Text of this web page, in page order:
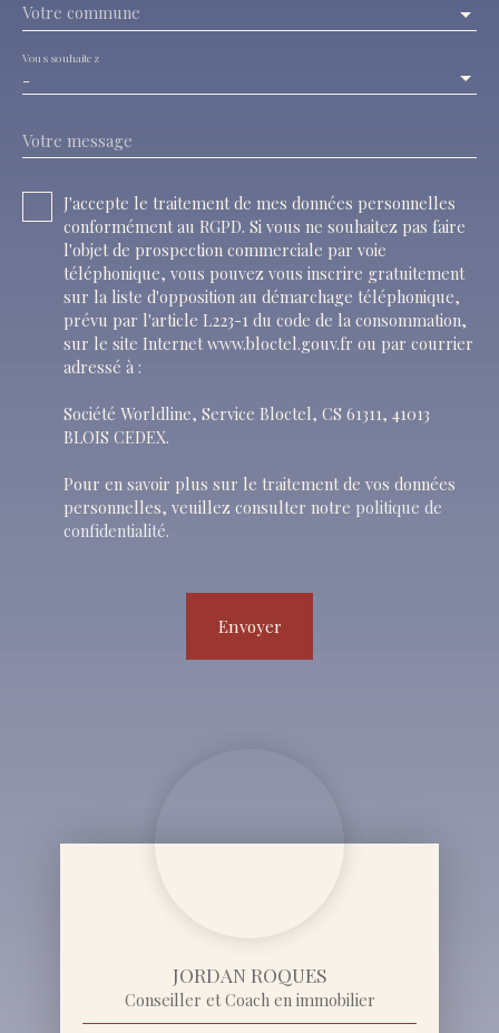
Votre commune
-
Vous souhaitez
Votre message
J'accepte le traitement de mes données personnelles
conformément au RGPD. Si vous ne souhaitez pas faire
l'objet de prospection commerciale par voie
téléphonique, vous pouvez vous inscrire gratuitement
sur la liste d'opposition au démarchage téléphonique,
prévu par l'article L223-1 du code de la consommation,
sur le site Internet www.bloctel.gouv.fr ou par courrier
adressé à :
Société Worldline, Service Bloctel, CS 61311, 41013
BLOIS CEDEX.
Pour en savoir plus sur le traitement de vos données
personnelles, veuillez consulter notre politique de
confidentialité.
Envoyer
JORDAN ROQUES
Conseiller et Coach en immobilier